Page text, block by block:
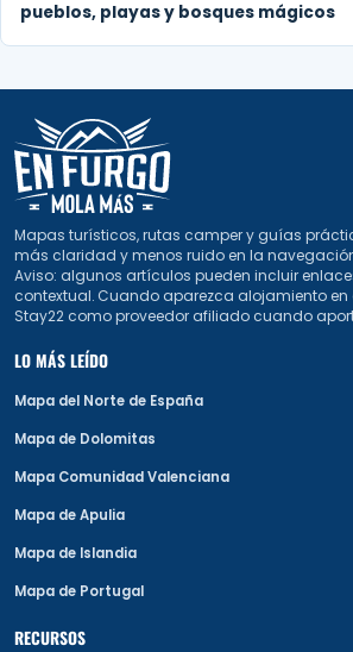
pueblos, playas y bosques mágicos
Mapas turísticos, rutas camper y guías
más claridad y menos ruido en la
Aviso: algunos artículos pueden incluir
contextual. Cuando aparezca alojamiento
Stay22 como proveedor afiliado cuando
LO MÁS LEÍDO
Mapa del Norte de España
Mapa de Dolomitas
Mapa Comunidad Valenciana
Mapa de Apulia
Mapa de Islandia
Mapa de Portugal
RECURSOS